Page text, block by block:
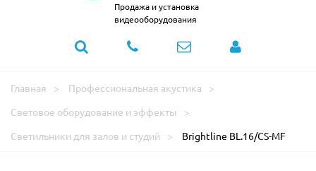
Продажа и установка
видеооборудования
Главная
Профессиональная акустика
Световое оборудование и эффекты
Светильники для залов и студий
Brightline BL.16/CS-MF